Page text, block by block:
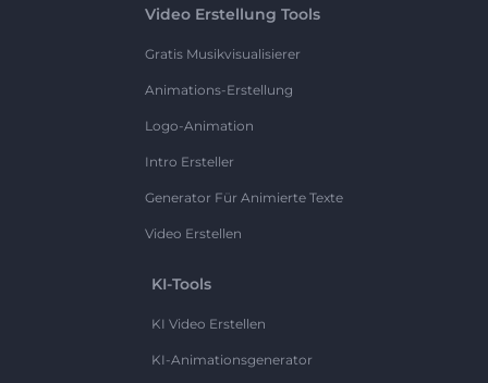
Video Erstellung Tools
Gratis Musikvisualisierer
Animations-Erstellung
Logo-Animation
Intro Ersteller
Generator Für Animierte Texte
Video Erstellen
KI-Tools
KI Video Erstellen
KI-Animationsgenerator